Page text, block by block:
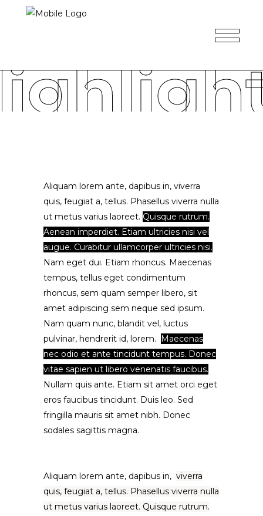
Aliquam lorem ante, dapibus in, viverra
quis, feugiat a, tellus. Phasellus viverra nulla
ut metus varius laoreet. Quisque rutrum.
Aenean imperdiet. Etiam ultricies nisi vel
augue. Curabitur ullamcorper ultricies nisi.
Nam eget dui. Etiam rhoncus. Maecenas
tempus, tellus eget condimentum
rhoncus, sem quam semper libero, sit
amet adipiscing sem neque sed ipsum.
Nam quam nunc, blandit vel, luctus
pulvinar, hendrerit id, lorem. Maecenas
nec odio et ante tincidunt tempus. Donec
vitae sapien ut libero venenatis faucibus.
Nullam quis ante. Etiam sit amet orci eget
eros faucibus tincidunt. Duis leo. Sed
fringilla mauris sit amet nibh. Donec
sodales sagittis magna.
Aliquam lorem ante, dapibus in, viverra
quis, feugiat a, tellus. Phasellus viverra nulla
ut metus varius laoreet. Quisque rutrum.